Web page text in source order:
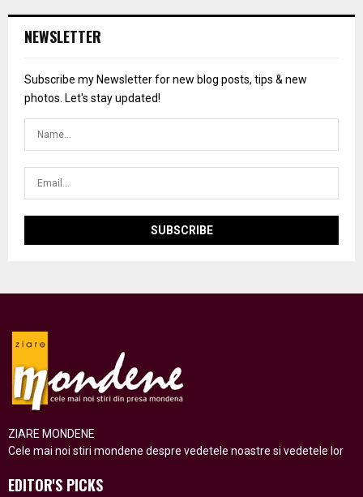
NEWSLETTER
Subscribe my Newsletter for new blog posts, tips & new
photos. Let's stay updated!
ZIARE MONDENE
Cele mai noi stiri mondene despre vedetele noastre si vedetele lor
EDITOR'S PICKS